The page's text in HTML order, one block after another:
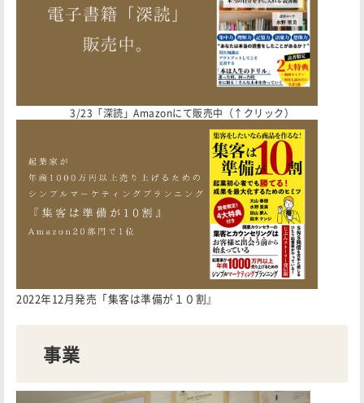
3/23「深読」Amazonにて販売中（↑クリック）
2022年12月発売「集客は準備が１０割』
事業